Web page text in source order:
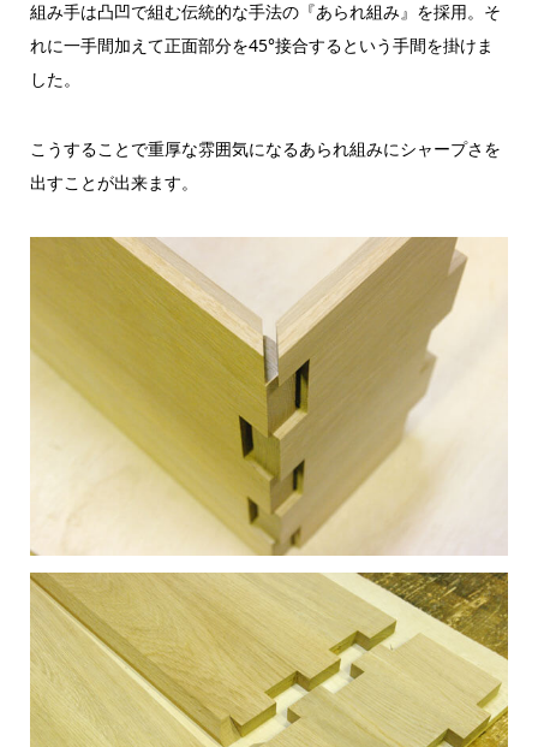
組み手は凸凹で組む伝統的な手法の『あられ組み』を採用。そ
れに一手間加えて正面部分を45°接合するという手間を掛けま
した。
こうすることで重厚な雰囲気になるあられ組みにシャープさを
出すことが出来ます。